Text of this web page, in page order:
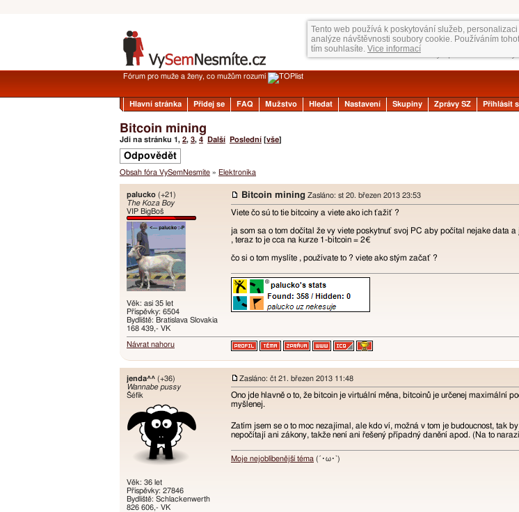
Tento web používá k poskytování služeb,
analýze návštěvnosti soubory cookie. Používáním
tím souhlasíte. Vice informací
Fórum pro muže a ženy, co mužům rozumí
Hlavní stránka Přidej se FAQ Mužstvo Hledat Nastavení Skupiny Zprávy SZ Přihlásit
Bitcoin mining
Jdi na stránku 1, 2, 3, 4 Další Poslední [vše]
Odpovědět
Obsah fóra VySemNesmíte » Elektronika
palucko (+21)
The Koza Boy
VIP BigBoš
Věk: asi 35 let
Příspěvky: 6504
Bydliště: Bratislava Slovakia
168 439,- VK
Bitcoin mining Zasláno: st 20. březen 2013 23:53
Viete čo sú to tie bitcoiny a viete ako ich ťažiť ?
ja som sa o tom dočítal že vy viete poskytnuť svoj PC aby počítal nejake data
, teraz to je cca na kurze 1-bitcoin = 2€
čo si o tom myslíte , používate to ? viete ako stým začať ?
Návrat nahoru
jenda^^ (+36)
Wannabe pussy
Šéfík
Věk: 36 let
Příspěvky: 27846
Bydliště: Schlackenwerth
826 606,- VK
Zasláno: čt 21. březen 2013 11:48
Ono jde hlavně o to, že bitcoin je virtuální měna, bitcoinů je určenej maximální
myšlenej.
Zatím jsem se o to moc nezajímal, ale kdo ví, možná v tom je budoucnost, tak
nepočítají ani zákony, takže není ani řešený případný danění apod. (Na to
Moje nejoblíbenější téma (´･ω･`)